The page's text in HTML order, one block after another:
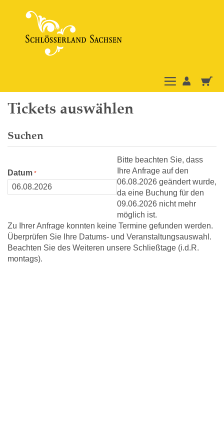
Tickets auswählen
Suchen
Datum
Bitte beachten Sie, dass
Ihre Anfrage auf den
06.08.2026 geändert wurde,
da eine Buchung für den
09.06.2026 nicht mehr
möglich ist.
Zu Ihrer Anfrage konnten keine Termine gefunden werden.
Überprüfen Sie Ihre Datums- und Veranstaltungsauswahl.
Beachten Sie des Weiteren unsere Schließtage (i.d.R.
montags).